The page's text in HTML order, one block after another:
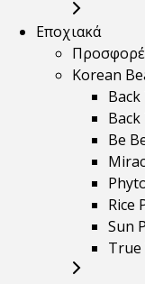
Εποχιακά
Korean
Back
Be
Rice
Sun
True